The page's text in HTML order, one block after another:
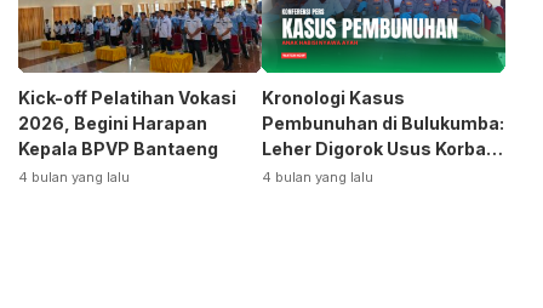
Kick-off Pelatihan Vokasi
2026, Begini Harapan
Kepala BPVP Bantaeng
4 bulan yang lalu
Kronologi Kasus
Pembunuhan di Bulukumba:
Leher Digorok Usus Korban
Dikeluarkan
4 bulan yang lalu